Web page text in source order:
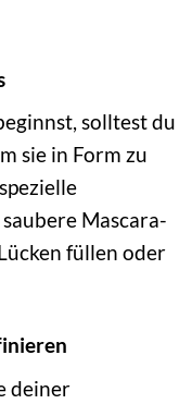
solltest du
sie in Form zu
Mascara-
füllen oder
deiner